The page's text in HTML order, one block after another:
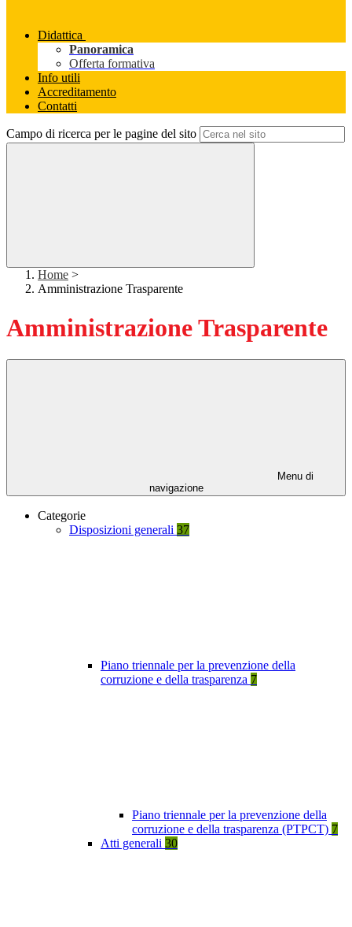
Didattica
Panoramica
Offerta formativa
Info utili
Accreditamento
Contatti
Campo di ricerca per le pagine del sito
Home >
Amministrazione Trasparente
Amministrazione Trasparente
Menu di
navigazione
Categorie
Disposizioni generali 37
Piano triennale per la prevenzione della
corruzione e della trasparenza 7
Piano triennale per la prevenzione della
corruzione e della trasparenza (PTPCT) 7
Atti generali 30